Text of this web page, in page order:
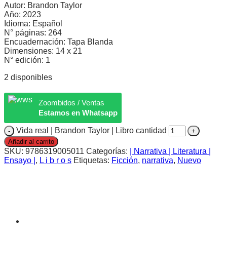
Autor: Brandon Taylor
Año: 2023
Idioma: Español
N° páginas: 264
Encuadernación: Tapa Blanda
Dimensiones: 14 x 21
N° edición: 1
2 disponibles
Zoombidos / Ventas
Estamos en Whatsapp
Vida real | Brandon Taylor | Libro cantidad
Añadir al carrito
SKU: 9786319005011 Categorías:
| Narrativa | Literatura |
Ensayo | , L i b r o s Etiquetas: Ficción, narrativa, Nuevo